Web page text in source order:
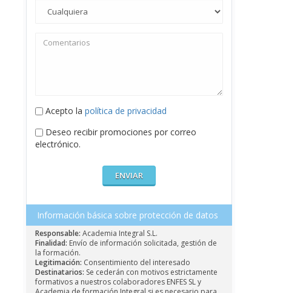
Acepto la política de privacidad
Deseo recibir promociones por correo
electrónico.
Información básica sobre protección de datos
Responsable: Academia Integral S.L.
Finalidad: Envío de información solicitada, gestión de
la formación.
Legitimación: Consentimiento del interesado
Destinatarios: Se cederán con motivos estrictamente
formativos a nuestros colaboradores ENFES SL y